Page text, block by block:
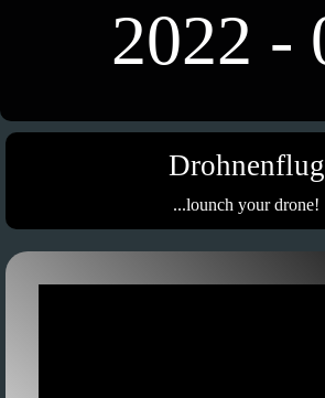
2022 -
Drohnenflug
...lounch your drone!